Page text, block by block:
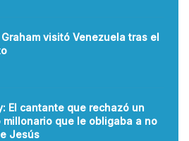
visitó Venezuela tras el
El cantante que rechazó un
millonario que le obligaba a no
Jesús